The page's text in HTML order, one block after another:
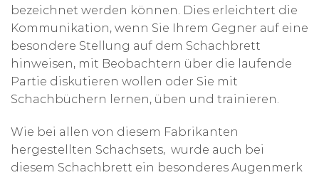
bezeichnet werden können. Dies erleichtert die
Kommunikation, wenn Sie Ihrem Gegner auf eine
besondere Stellung auf dem Schachbrett
hinweisen, mit Beobachtern über die laufende
Partie diskutieren wollen oder Sie mit
Schachbüchern lernen, üben und trainieren.
Wie bei allen von diesem Fabrikanten
hergestellten Schachsets, wurde auch bei
diesem Schachbrett ein besonderes Augenmerk